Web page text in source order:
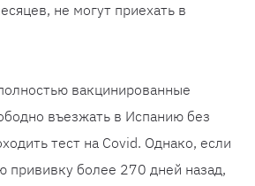
не могут приехать в
вакцинированные
въезжать в Испанию без
тест на Covid. Однако, если
прививку более 270 дней назад,